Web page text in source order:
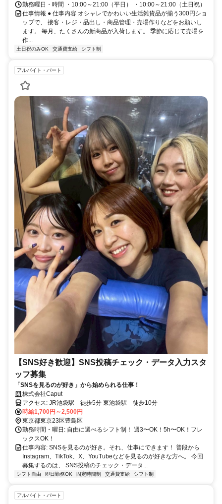
勤務曜日・時間 ・10:00～21:00（平日） ・10:00～21:00（土日祝）
仕事情報 ● 仕事内容 オシャレでかわいい生活雑貨品が揃う300円ショ
ップで、 接客・レジ・品出し・商品管理・売場作りなどをお願いし
ます。 毎月、たくさんの新商品が入荷します。 季節に応じて売場を
作...
土日祝のみOK 交通費支給 シフト制
アルバイト・パート
【SNS好き歓迎】SNS投稿チェック・データ入力スタ
ッフ募集
「SNSを見るのが好き」から始められる仕事！
株式会社Caput
アクセス: JR池袋駅 徒歩5分 東池袋駅 徒歩10分
時給1,700円～2,500円
東京都東京23区豊島区
勤務時間・曜日: 自由に選べるシフト制！ 週3〜OK！5h〜OK！フレ
ックスOK！
仕事内容: SNSを見るのが好き。それ、仕事にできます！ 普段から
Instagram、TikTok、X、YouTubeなどを見るのが好きな方へ。 今回
募集するのは、 SNS投稿のチェック・データ...
シフト自由 即日勤務OK 固定時間制 交通費支給 シフト制
アルバイト・パート